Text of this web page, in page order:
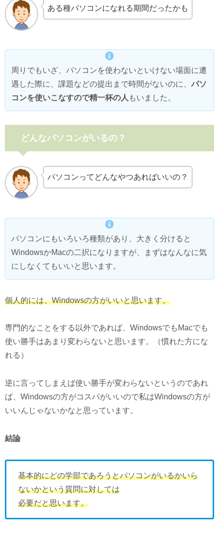
ある種パソコンになれる期間だったかも
周りでもいざ、パソコンを使わないといけない場面に遭
遇した際に、課題などの提出まで時間がないのに、 パソ
コンを使いこなすので精一杯の人 もいました。
どんなパソコンがいるの？
パソコンってどんなやつあればいいの？
パソコンにもいろいろ種類があり、大きく分けると
WindowsかMacの二択になりますが、まずはなんなに気
にしなくてもいいと思います。
個人的には、Windowsの方がいいと思います。
専門的なことをする以外であれば、WindowsでもMacでも
使い勝手はあまり変わらないと思います。（慣れた方にな
れる）
逆に言ってしまえば使い勝手が変わらないというのであれ
ば、Windowsの方がコスパがいいので私はWindowsの方が
いいんじゃないかなと思っています。
結論
基本的にどの学部であろうとパソコンがいるかいら
ないかという質問に対しては
必要だと思います。